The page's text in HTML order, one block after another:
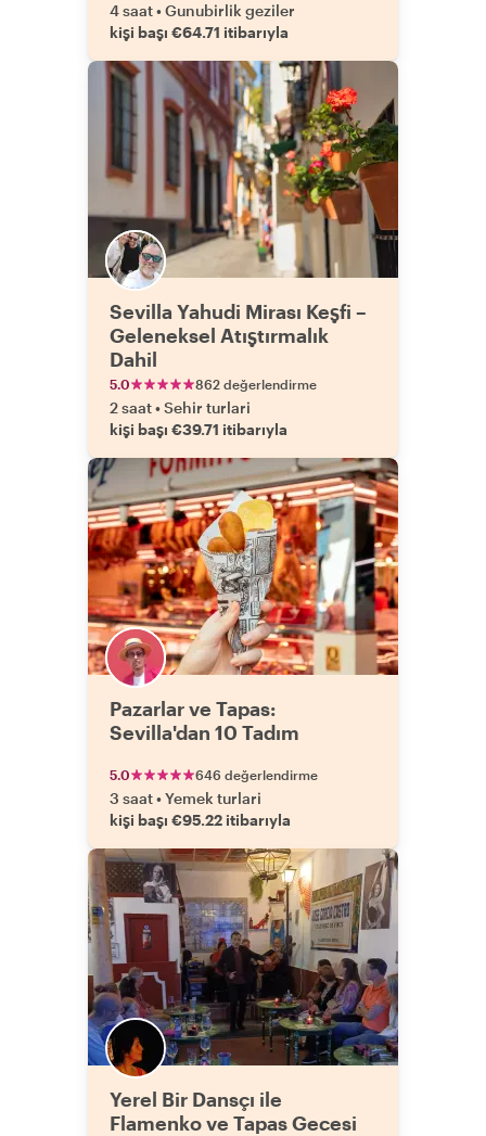
4 saat•Gunubirlik geziler
kişi başı €64.71 itibarıyla
Sevilla Yahudi Mirası Keşfi –
Geleneksel Atıştırmalık
Dahil
5.0 862 değerlendirme
2 saat•Sehir turlari
kişi başı €39.71 itibarıyla
Pazarlar ve Tapas:
Sevilla'dan 10 Tadım
5.0 646 değerlendirme
3 saat•Yemek turlari
kişi başı €95.22 itibarıyla
Yerel Bir Dansçı ile
Flamenko ve Tapas Gecesi